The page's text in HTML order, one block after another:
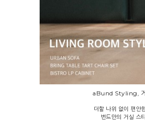
aBund Styling, 거
더할 나위 없이 편안
번드만의 거실 스